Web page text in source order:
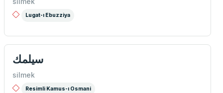
Lugat-ı Ebuzziya
سيلمك
silmek
Resimli Kamus-ı Osmani